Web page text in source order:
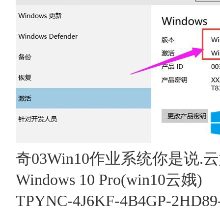
奇03Win10作业系统你是说.
Windows 10 Pro(win10云娥)
TPYNC-4J6KF-4B4GP-